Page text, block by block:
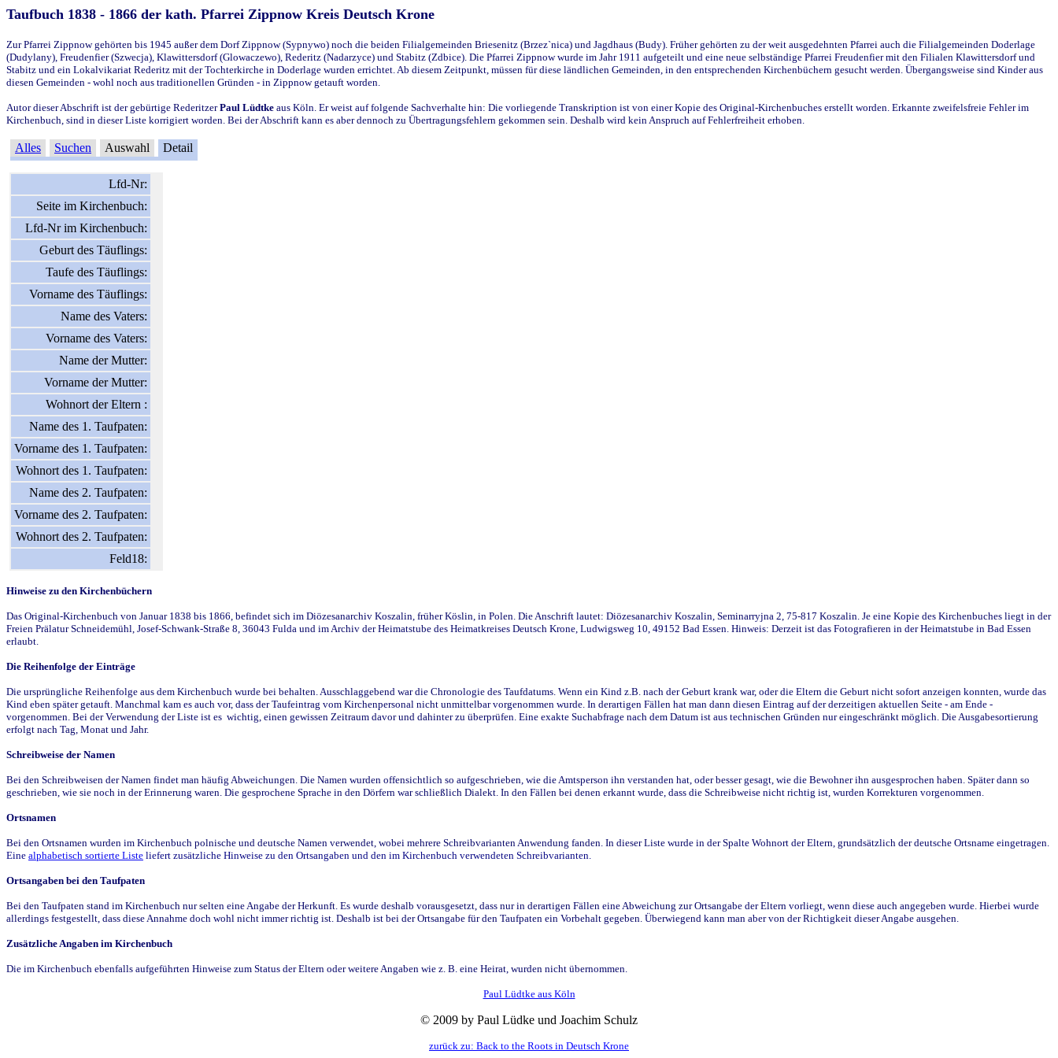
Taufbuch 1838 - 1866 der kath. Pfarrei Zippnow Kreis Deutsch Krone
Zur Pfarrei Zippnow gehörten bis 1945 außer dem Dorf Zippnow (Sypnywo) noch die beiden Filialgemeinden Briesenitz (Brzez`nica) und Jagdhaus (Budy). Früher gehörten zu der weit ausgedehnten Pfarrei auch die Filialgemeinden Doderlage
(Dudylany), Freudenfier (Szwecja), Klawittersdorf (Glowaczewo), Rederitz (Nadarzyce) und Stabitz (Zdbice). Die Pfarrei Zippnow wurde im Jahr 1911 aufgeteilt und eine neue selbständige Pfarrei Freudenfier mit den Filialen Klawittersdorf und
Stabitz und ein Lokalvikariat Rederitz mit der Tochterkirche in Doderlage wurden errichtet. Ab diesem Zeitpunkt, müssen für diese ländlichen Gemeinden, in den entsprechenden Kirchenbüchern gesucht werden. Übergangsweise sind Kinder aus
diesen Gemeinden - wohl noch aus traditionellen Gründen - in Zippnow getauft worden.
Autor dieser Abschrift ist der gebürtige RederitzerPaul Lüdtke aus Köln. Er weist auf folgende Sachverhalte hin: Die vorliegende Transkription ist von einer Kopie des Original-Kirchenbuches erstellt worden. Erkannte zweifelsfreie Fehler im
Kirchenbuch, sind in dieser Liste korrigiert worden. Bei der Abschrift kann es aber dennoch zu Übertragungsfehlern gekommen sein. Deshalb wird kein Anspruch auf Fehlerfreiheit erhoben.
Alles Suchen Auswahl Detail
Lfd-Nr:
Seite im Kirchenbuch:
Lfd-Nr im Kirchenbuch:
Geburt des Täuflings:
Taufe des Täuflings:
Vorname des Täuflings:
Name des Vaters:
Vorname des Vaters:
Name der Mutter:
Vorname der Mutter:
Wohnort der Eltern :
Name des 1. Taufpaten:
Vorname des 1. Taufpaten:
Wohnort des 1. Taufpaten:
Name des 2. Taufpaten:
Vorname des 2. Taufpaten:
Wohnort des 2. Taufpaten:
Feld18:
Hinweise zu den Kirchenbüchern
Das Original-Kirchenbuch von Januar 1838 bis 1866, befindet sich im Diözesanarchiv Koszalin, früher Köslin, in Polen. Die Anschrift lautet: Diözesanarchiv Koszalin, Seminarryjna 2, 75-817 Koszalin. Je eine Kopie des Kirchenbuches liegt in der
Freien Prälatur Schneidemühl, Josef-Schwank-Straße 8, 36043 Fulda und im Archiv der Heimatstube des Heimatkreises Deutsch Krone, Ludwigsweg 10, 49152 Bad Essen. Hinweis: Derzeit ist das Fotografieren in der Heimatstube in Bad Essen
erlaubt.
Die Reihenfolge der Einträge
Die ursprüngliche Reihenfolge aus dem Kirchenbuch wurde bei behalten. Ausschlaggebend war die Chronologie des Taufdatums. Wenn ein Kind z.B. nach der Geburt krank war, oder die Eltern die Geburt nicht sofort anzeigen konnten, wurde das
Kind eben später getauft. Manchmal kam es auch vor, dass der Taufeintrag vom Kirchenpersonal nicht unmittelbar vorgenommen wurde. In derartigen Fällen hat man dann diesen Eintrag auf der derzeitigen aktuellen Seite - am Ende -
vorgenommen. Bei der Verwendung der Liste ist es wichtig, einen gewissen Zeitraum davor und dahinter zu überprüfen. Eine exakte Suchabfrage nach dem Datum ist aus technischen Gründen nur eingeschränkt möglich. Die Ausgabesortierung
erfolgt nach Tag, Monat und Jahr.
Schreibweise der Namen
Bei den Schreibweisen der Namen findet man häufig Abweichungen. Die Namen wurden offensichtlich so aufgeschrieben, wie die Amtsperson ihn verstanden hat, oder besser gesagt, wie die Bewohner ihn ausgesprochen haben. Später dann so
geschrieben, wie sie noch in der Erinnerung waren. Die gesprochene Sprache in den Dörfern war schließlich Dialekt. In den Fällen bei denen erkannt wurde, dass die Schreibweise nicht richtig ist, wurden Korrekturen vorgenommen.
Ortsnamen
Bei den Ortsnamen wurden im Kirchenbuch polnische und deutsche Namen verwendet, wobei mehrere Schreibvarianten Anwendung fanden. In dieser Liste wurde in der Spalte Wohnort der Eltern, grundsätzlich der deutsche Ortsname eingetragen.
Eine alphabetisch sortierte Liste liefert zusätzliche Hinweise zu den Ortsangaben und den im Kirchenbuch verwendeten Schreibvarianten.
Ortsangaben bei den Taufpaten
Bei den Taufpaten stand im Kirchenbuch nur selten eine Angabe der Herkunft. Es wurde deshalb vorausgesetzt, dass nur in derartigen Fällen eine Abweichung zur Ortsangabe der Eltern vorliegt, wenn diese auch angegeben wurde. Hierbei wurde
allerdings festgestellt, dass diese Annahme doch wohl nicht immer richtig ist. Deshalb ist bei der Ortsangabe für den Taufpaten ein Vorbehalt gegeben. Überwiegend kann man aber von der Richtigkeit dieser Angabe ausgehen.
Zusätzliche Angaben im Kirchenbuch
Die im Kirchenbuch ebenfalls aufgeführten Hinweise zum Status der Eltern oder weitere Angaben wie z. B. eine Heirat, wurden nicht übernommen.
Paul Lüdtke aus Köln
© 2009 by Paul Lüdke und Joachim Schulz
zurück zu: Back to the Roots in Deutsch Krone